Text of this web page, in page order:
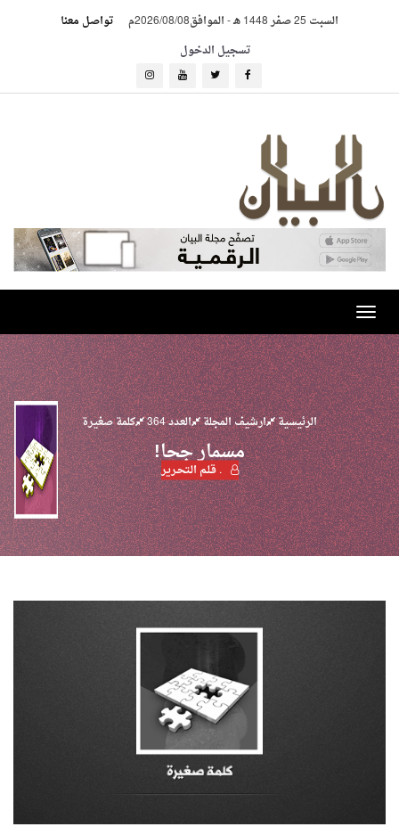
السبت 25 صفر 1448 هـ -الموافق2026/08/08م
تواصل معنا
تسجيل الدخول
Toggle
navigation
الرئيسية ارشيف المجلة العدد 364 كلمة صغيرة
مسمار جحا!
. قـلـم الـتحـرير